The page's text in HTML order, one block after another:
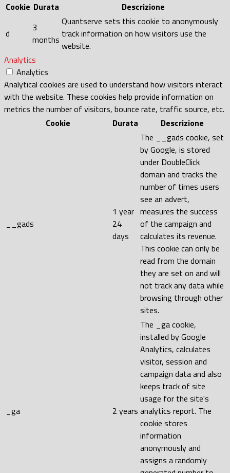
Cookie Durata Descrizione
d
3
months
Quantserve sets this cookie to anonymously
track information on how visitors use the
website.
Analytics
Analytics
Analytical cookies are used to understand how visitors interact
with the website. These cookies help provide information on
metrics the number of visitors, bounce rate, traffic source, etc.
Cookie
Durata Descrizione
__gads
1 year
24
days
The __gads cookie, set
by Google, is stored
under DoubleClick
domain and tracks the
number of times users
see an advert,
measures the success
of the campaign and
calculates its revenue.
This cookie can only be
read from the domain
they are set on and will
not track any data while
browsing through other
sites.
_ga 2 years
The _ga cookie,
installed by Google
Analytics, calculates
visitor, session and
campaign data and also
keeps track of site
usage for the site's
analytics report. The
cookie stores
information
anonymously and
assigns a randomly